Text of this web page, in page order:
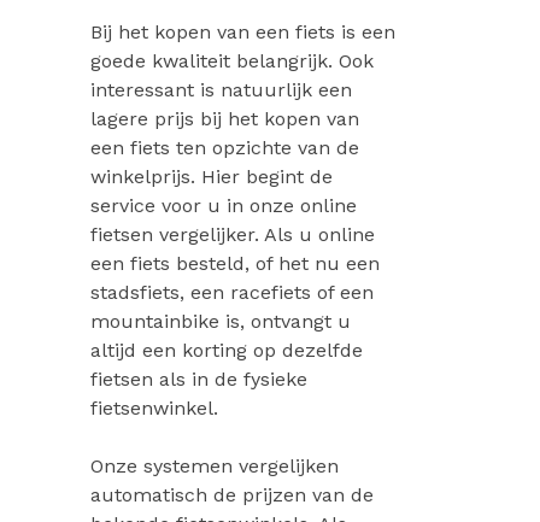
Bij het kopen van een fiets is een
goede kwaliteit belangrijk. Ook
interessant is natuurlijk een
lagere prijs bij het kopen van
een fiets ten opzichte van de
winkelprijs. Hier begint de
service voor u in onze online
fietsen vergelijker. Als u online
een fiets besteld, of het nu een
stadsfiets, een racefiets of een
mountainbike is, ontvangt u
altijd een korting op dezelfde
fietsen als in de fysieke
fietsenwinkel.
Onze systemen vergelijken
automatisch de prijzen van de